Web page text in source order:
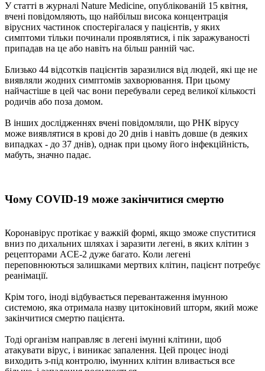
У статті в журналі Nature Medicine, опублікованій 15 квітня,
вчені повідомляють, що найбільш висока концентрація
вірусних частинок спостерігалася у пацієнтів, у яких
симптоми тільки починали проявлятися, і пік заражуваності
припадав на це або навіть на більш ранній час.
Близько 44 відсотків пацієнтів заразилися від людей, які ще не
виявляли жодних симптомів захворювання. При цьому
найчастіше в цей час вони перебували серед великої кількості
родичів або поза домом.
В інших дослідженнях вчені повідомляли, що РНК вірусу
може виявлятися в крові до 20 днів і навіть довше (в деяких
випадках - до 37 днів), однак при цьому його інфекційність,
мабуть, значно падає.
Чому COVID-19 може закінчитися смертю
Коронавірус протікає у важкій формі, якщо зможе спуститися
вниз по дихальних шляхах і заразити легені, в яких клітин з
рецепторами ACE-2 дуже багато. Коли легені
переповнюються залишками мертвих клітин, пацієнт потребує
реанімації.
Крім того, іноді відбувається перевантаження імунною
системою, яка отримала назву цитокіновий шторм, який може
закінчитися смертю пацієнта.
Тоді організм направляє в легені імунні клітини, щоб
атакувати вірус, і виникає запалення. Цей процес іноді
виходить з-під контролю, імунних клітин вливається все